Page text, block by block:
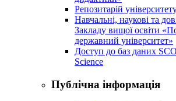
Репозитарій
Навчальні, наукові та
Закладу вищої освіти
державний університет»
Доступ до баз даних
Science
Публічна інформація